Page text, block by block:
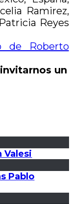
Ramirez,
Reyes
de Roberto
un
Valesi
Pablo